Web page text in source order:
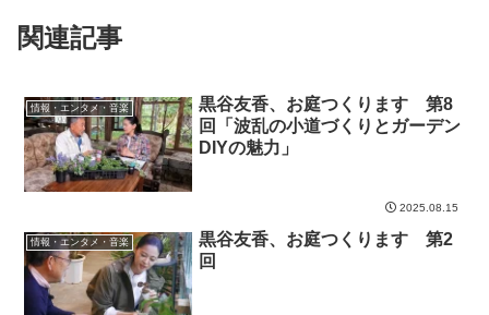
関連記事
情報・エンタメ・音楽
黒谷友香、お庭つくります 第8
回「波乱の小道づくりとガーデン
DIYの魅力」
2025.08.15
情報・エンタメ・音楽
黒谷友香、お庭つくります 第2
回